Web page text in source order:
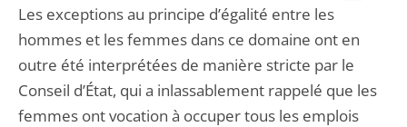
Les exceptions au principe d’égalité entre les
hommes et les femmes dans ce domaine ont en
outre été interprétées de manière stricte par le
Conseil d’État, qui a inlassablement rappelé que les
femmes ont vocation à occuper tous les emplois